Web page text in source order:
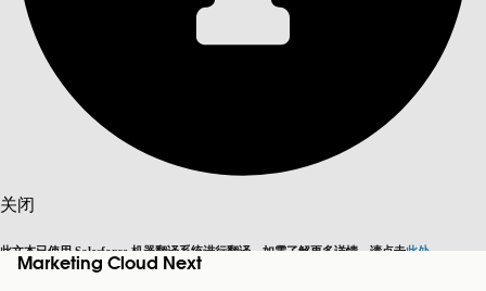
关闭
此文本已使用 Salesforce 机器翻译系统进行翻译。如需了解更多详情，请点击此处
切换为英语 而非现在
Marketing Cloud Next